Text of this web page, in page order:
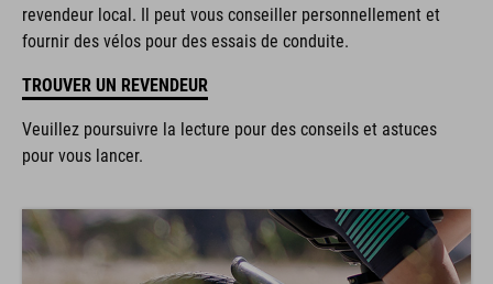
revendeur local. Il peut vous conseiller personnellement et
fournir des vélos pour des essais de conduite.
TROUVER UN REVENDEUR
Veuillez poursuivre la lecture pour des conseils et astuces
pour vous lancer.